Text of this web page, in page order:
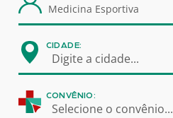
CIDADE:
Digite a cidade...
CONVÊNIO:
Selecione o convênio...